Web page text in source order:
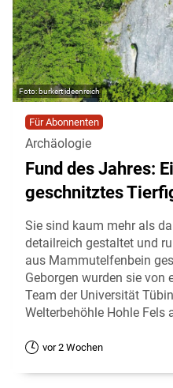
burkert ideenreich
Für Abonnenten
Archäologie
Fund des Jahres:
geschnitztes
Sie sind kaum mehr als
detailreich gestaltet und
aus Mammutelfenbein
Geborgen wurden sie von
Team der Universität
Welterbehöhle Hohle Fels
vor 2 Wochen